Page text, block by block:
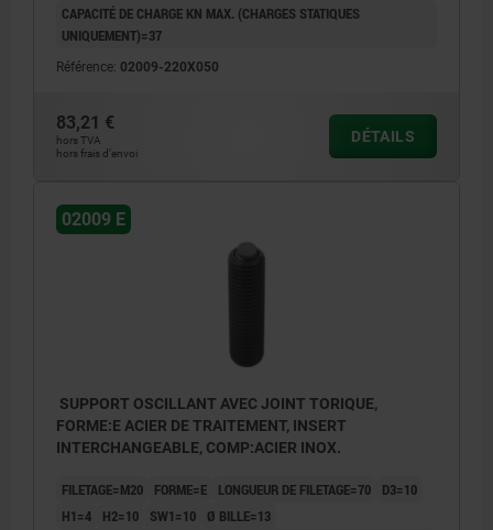
CAPACITÉ DE CHARGE KN MAX. (CHARGES STATIQUES
UNIQUEMENT)=37
Référence: 02009-220X050
83,21 €
hors TVA
hors frais d’envoi
DÉTAILS
02009 E
SUPPORT OSCILLANT AVEC JOINT TORIQUE,
FORME:E ACIER DE TRAITEMENT, INSERT
INTERCHANGEABLE, COMP:ACIER INOX.
FILETAGE=M20 FORME=E LONGUEUR DE FILETAGE=70
D3=10
H1=4
H2=10 SW1=10 Ø BILLE=13